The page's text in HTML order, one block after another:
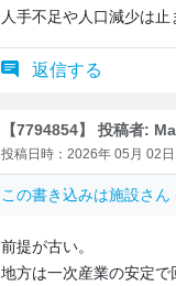
人手不足や人口減少は止
返信する
【7794854】 投稿者:
投稿日時：2026年 05月 02
この書き込みは施設さん
前提が古い。
地方は一次産業の安定で